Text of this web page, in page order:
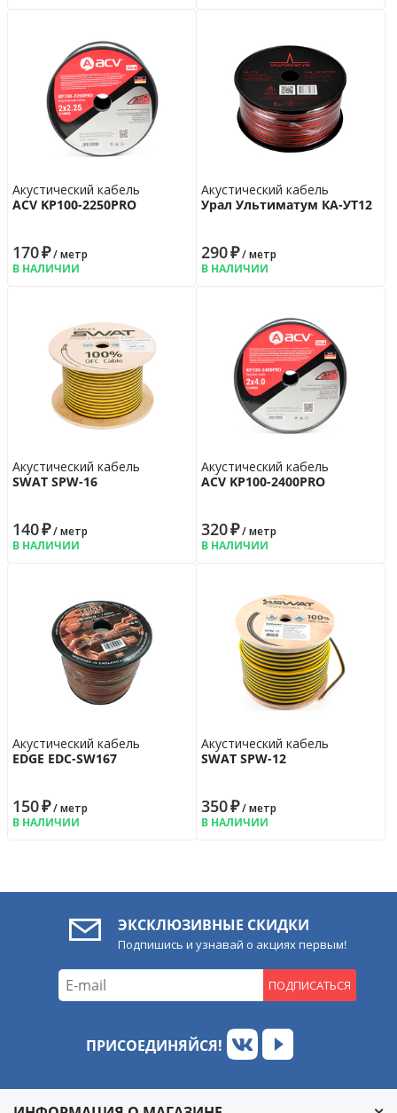
Акустический кабель
ACV KP100-2250PRO
170₽/ метр
В НАЛИЧИИ
Акустический кабель
Урал Ультиматум КА-УT12
290₽/ метр
В НАЛИЧИИ
Акустический кабель
SWAT SPW-16
140₽/ метр
В НАЛИЧИИ
Акустический кабель
ACV KP100-2400PRO
320₽/ метр
В НАЛИЧИИ
Акустический кабель
EDGE EDC-SW167
150₽/ метр
В НАЛИЧИИ
Акустический кабель
SWAT SPW-12
350₽/ метр
В НАЛИЧИИ
ЭКСКЛЮЗИВНЫЕ СКИДКИ
Подпишись и узнавай о акциях первым!
ПОДПИСАТЬСЯ
ПРИСОЕДИНЯЙСЯ!